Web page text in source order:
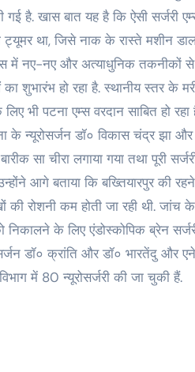
गई है. खास बात यह है कि ऐसी सर्जरी
ट्यूमर था, जिसे नाक के रास्ते मशीन
में नए-नए और अत्याधुनिक तकनीकों से
शुभारंभ हो रहा है. स्थानीय स्तर के
भी पटना एम्स वरदान साबित हो रहा
के न्यूरोसर्जन डॉ० विकास चंद्र झा
सा चीरा लगाया गया तथा पूरी
आगे बताया कि बख्तियारपुर की
रोशनी कम होती जा रही थी. जांच
निकालने के लिए एंडोस्कोपिक ब्रेन
डॉ० क्रांति और डॉ० भारतेंदु और
में 80 न्यूरोसर्जरी की जा चुकी हैं.